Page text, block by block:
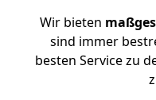
Wir bieten
sind immer
besten Service zu